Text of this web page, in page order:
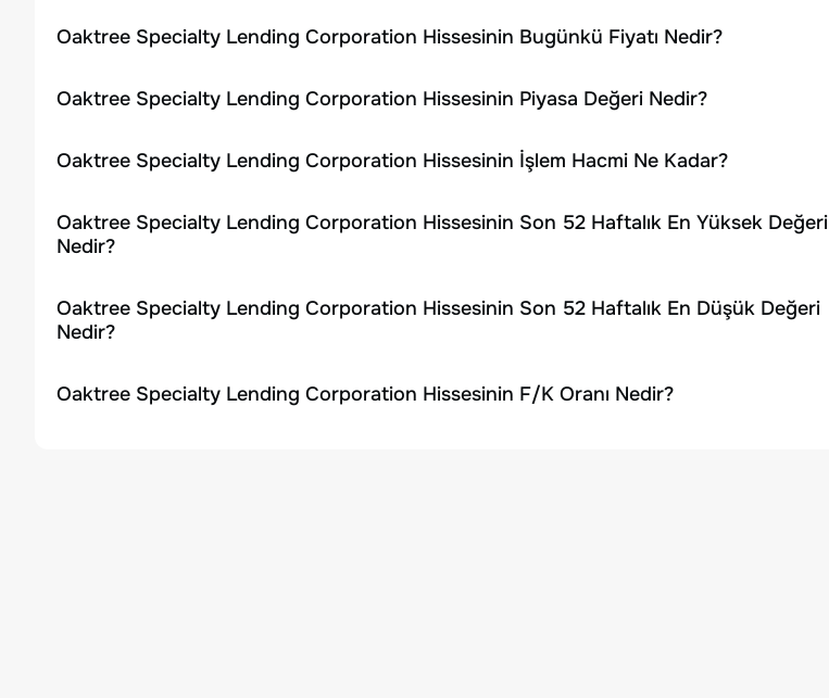
Oaktree Specialty Lending Corporation Hissesinin Bugünkü Fiyatı Nedir?
Oaktree Specialty Lending Corporation Hissesinin Piyasa Değeri Nedir?
Oaktree Specialty Lending Corporation Hissesinin İşlem Hacmi Ne Kadar?
Oaktree Specialty Lending Corporation Hissesinin Son 52 Haftalık En Yüksek Değeri
Nedir?
Oaktree Specialty Lending Corporation Hissesinin Son 52 Haftalık En Düşük Değeri
Nedir?
Oaktree Specialty Lending Corporation Hissesinin F/K Oranı Nedir?